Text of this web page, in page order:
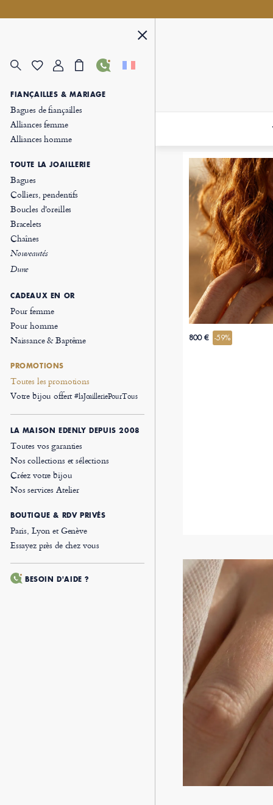
FIANÇAILLES & MARIAGE
Bagues de fiançailles
Alliances femme
Alliances homme
TOUTE LA JOAILLERIE
Bagues
Colliers, pendentifs
Boucles d'oreilles
Bracelets
Chaînes
Nouveautés
Dune
CADEAUX EN OR
Pour femme
Pour homme
Naissance & Baptême
PROMOTIONS
Toutes les promotions
Votre bijou offert#laJoailleriePourTous
LA MAISON EDENLY DEPUIS 2008
Toutes vos garanties
Nos collections et sélections
Créez votre bijou
Nos services Atelier
BOUTIQUE & RDV PRIVÉS
Paris, Lyon et Genève
Essayez près de chez vous
BESOIN D'AIDE ?
800 € -59%